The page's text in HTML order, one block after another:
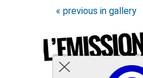
« previous in gallery